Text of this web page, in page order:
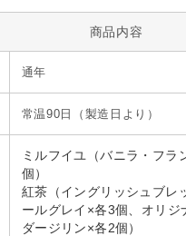
商品内容
通年
常温90日（製造日より）
ミルフイユ（バニラ・フラ
個）
紅茶（イングリッシュブレ
ールグレイ×各3個、オリジ
ダージリン×各2個）